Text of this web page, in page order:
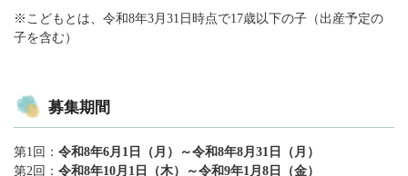
※こどもとは、令和8年3月31日時点で17歳以下の子（出産予定の
子を含む）
募集期間
第1回： 令和8年6月1日（月）～令和8年8月31日（月）
第2回： 令和8年10月1日（木）～令和9年1月8日（金）